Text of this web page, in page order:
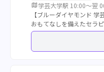
map学芸大学駅 10:00～翌
【ブルーダイヤモンド
おもてなしを備えたセラ